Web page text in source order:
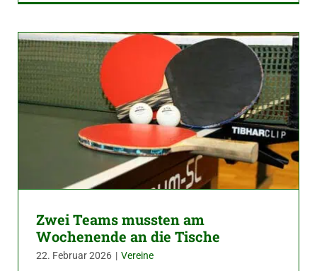
Zwei Teams mussten am
Wochenende an die Tische
22. Februar 2026 | Vereine